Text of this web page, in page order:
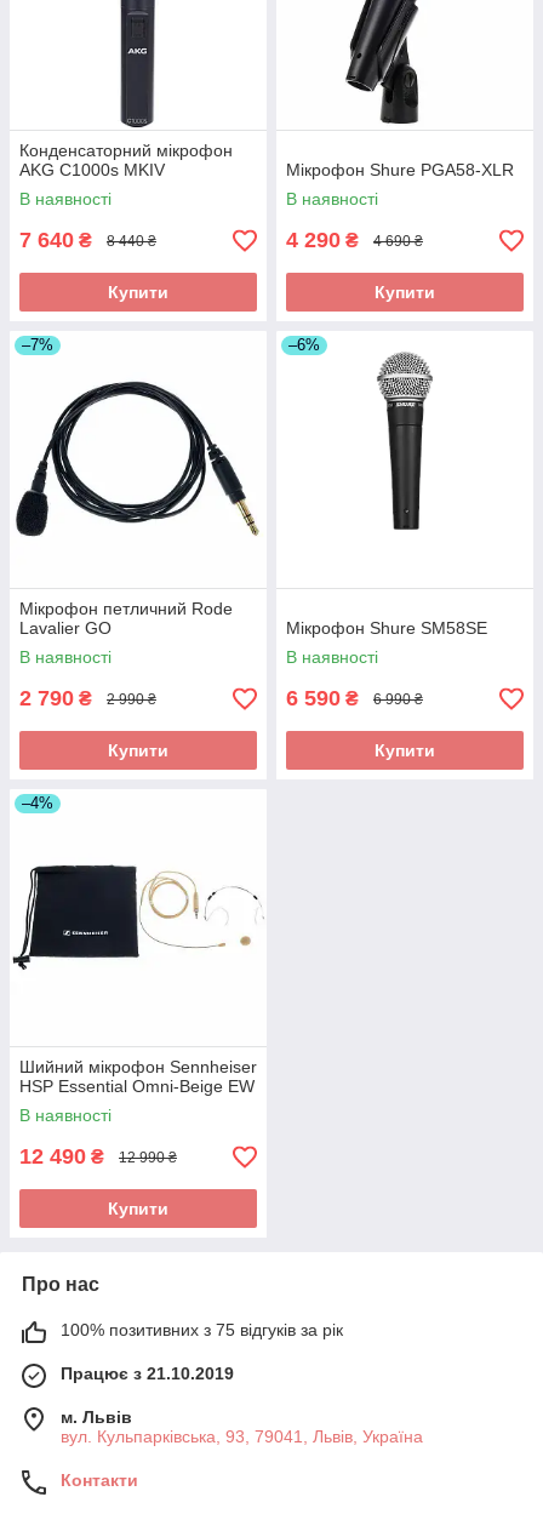
Конденсаторний мікрофон
AKG C1000s MKIV
В наявності
7 640 ₴ 8 440 ₴
Купити
Мікрофон Shure PGA58-XLR
В наявності
4 290 ₴ 4 690 ₴
Купити
–7%
Мікрофон петличний Rode
Lavalier GO
В наявності
2 790 ₴ 2 990 ₴
Купити
–6%
Мікрофон Shure SM58SE
В наявності
6 590 ₴ 6 990 ₴
Купити
–4%
Шийний мікрофон Sennheiser
HSP Essential Omni-Beige EW
В наявності
12 490 ₴ 12 990 ₴
Купити
Про нас
100% позитивних з 75 відгуків за рік
Працює з 21.10.2019
м. Львів
вул. Кульпарківська, 93, 79041, Львів, Україна
Контакти